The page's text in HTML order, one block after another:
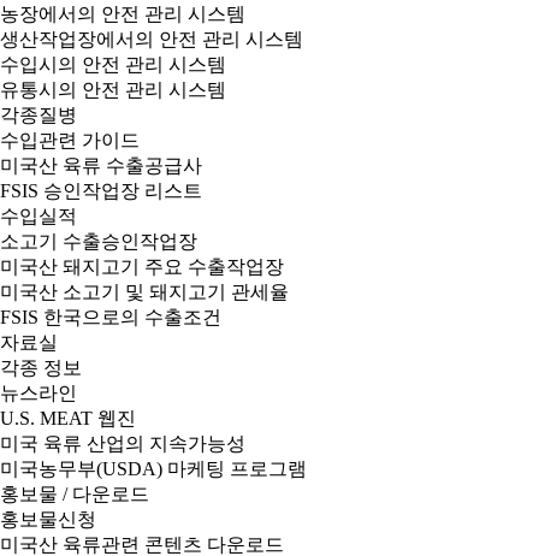
농장에서의 안전 관리 시스템
생산작업장에서의 안전 관리 시스템
수입시의 안전 관리 시스템
유통시의 안전 관리 시스템
각종질병
수입관련 가이드
미국산 육류 수출공급사
FSIS 승인작업장 리스트
수입실적
소고기 수출승인작업장
미국산 돼지고기 주요 수출작업장
미국산 소고기 및 돼지고기 관세율
FSIS 한국으로의 수출조건
자료실
각종 정보
뉴스라인
U.S. MEAT 웹진
미국 육류 산업의 지속가능성
미국농무부(USDA) 마케팅 프로그램
홍보물 / 다운로드
홍보물신청
미국산 육류관련 콘텐츠 다운로드